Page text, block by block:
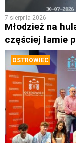
7 sierpnia 2026
Młodzież na
częściej łamie
OSTROWIEC